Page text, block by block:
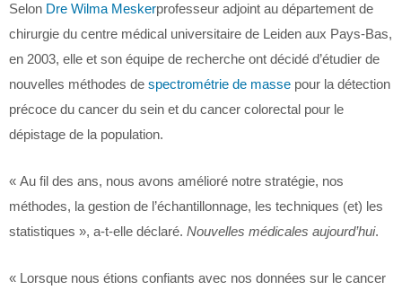
Selon Dre Wilma Meskerprofesseur adjoint au département de
chirurgie du centre médical universitaire de Leiden aux Pays-Bas,
en 2003, elle et son équipe de recherche ont décidé d’étudier de
nouvelles méthodes de spectrométrie de masse pour la détection
précoce du cancer du sein et du cancer colorectal pour le
dépistage de la population.
« Au fil des ans, nous avons amélioré notre stratégie, nos
méthodes, la gestion de l’échantillonnage, les techniques (et) les
statistiques », a-t-elle déclaré. Nouvelles médicales aujourd’hui.
« Lorsque nous étions confiants avec nos données sur le cancer